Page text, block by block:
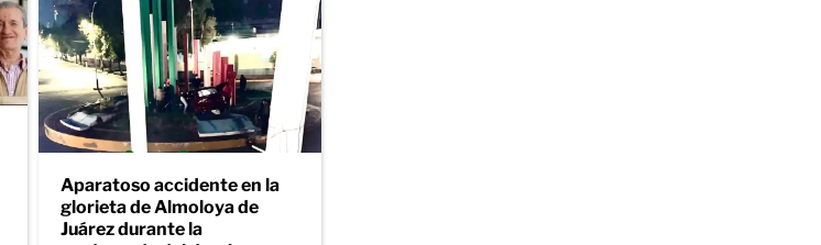
Aparatoso accidente en la
glorieta de Almoloya de
Juárez durante la